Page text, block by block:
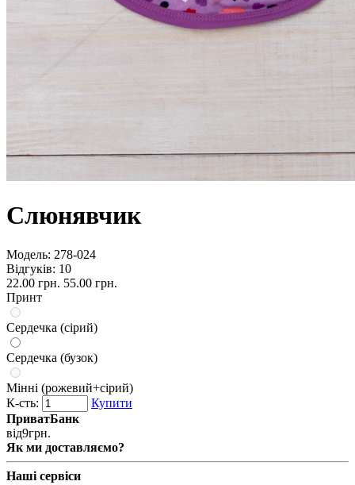
Слюнявчик
Модель: 278-024
Відгуків: 10
22.00 грн. 55.00 грн.
Принт
Сердечка (сірий)
Сердечка (бузок)
Мінні (рожевий+сірий)
К-сть:
Купити
ПриватБанк
від9грн.
Як ми доставляємо?
Наші сервіси